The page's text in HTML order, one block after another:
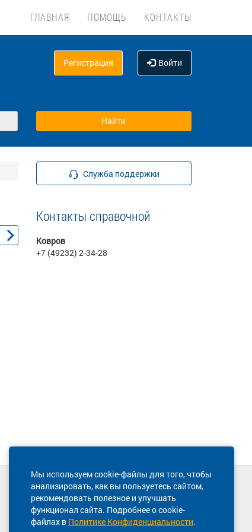
ГЛАВНАЯ ПОМОЩЬ КОНТАКТЫ
Регистрация Войти
Служба поддержки
Контакты справочной
Ковров
+7 (49232) 2-34-28
Мы используем cookie-файлы для того, чтобы
анализировать, как вы пользуетесь сайтом,
рекомендовать полезное и улучшать
функционал сайта. Подробнее о cookie-
файлах в Политике Конфиденциальности.
Техническая поддержка сайта
8 800 600-03-38